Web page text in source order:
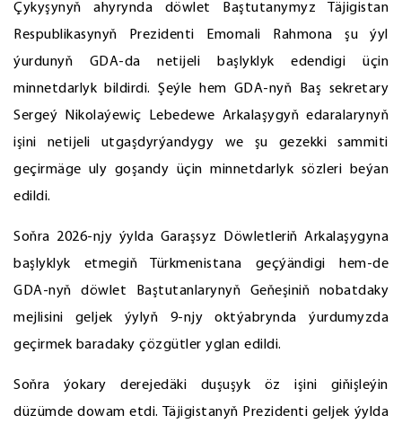
Çykyşynyň ahyrynda döwlet Baştutanymyz Täjigistan
Respublikasynyň Prezidenti Emomali Rahmona şu ýyl
ýurdunyň GDA-da netijeli başlyklyk edendigi üçin
minnetdarlyk bildirdi. Şeýle hem GDA-nyň Baş sekretary
Sergeý Nikolaýewiç Lebedewe Arkalaşygyň edaralarynyň
işini netijeli utgaşdyrýandygy we şu gezekki sammiti
geçirmäge uly goşandy üçin minnetdarlyk sözleri beýan
edildi.
Soňra 2026-njy ýylda Garaşsyz Döwletleriň Arkalaşygyna
başlyklyk etmegiň Türkmenistana geçýändigi hem-de
GDA-nyň döwlet Baştutanlarynyň Geňeşiniň nobatdaky
mejlisini geljek ýylyň 9-njy oktýabrynda ýurdumyzda
geçirmek baradaky çözgütler yglan edildi.
Soňra ýokary derejedäki duşuşyk öz işini giňişleýin
düzümde dowam etdi. Täjigistanyň Prezidenti geljek ýylda